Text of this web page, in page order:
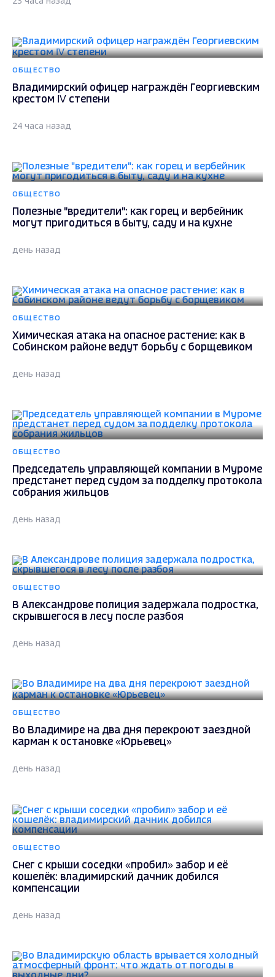
ОБЩЕСТВО
Владимирский офицер награждён Георгиевским
крестом IV степени
24 часа назад
ОБЩЕСТВО
Полезные "вредители": как горец и вербейник
могут пригодиться в быту, саду и на кухне
день назад
ОБЩЕСТВО
Химическая атака на опасное растение: как в
Собинском районе ведут борьбу с борщевиком
день назад
ОБЩЕСТВО
Председатель управляющей компании в Муроме
предстанет перед судом за подделку протокола
собрания жильцов
день назад
ОБЩЕСТВО
В Александрове полиция задержала подростка,
скрывшегося в лесу после разбоя
день назад
ОБЩЕСТВО
Во Владимире на два дня перекроют заездной
карман к остановке «Юрьевец»
день назад
ОБЩЕСТВО
Снег с крыши соседки «пробил» забор и её
кошелёк: владимирский дачник добился
компенсации
день назад